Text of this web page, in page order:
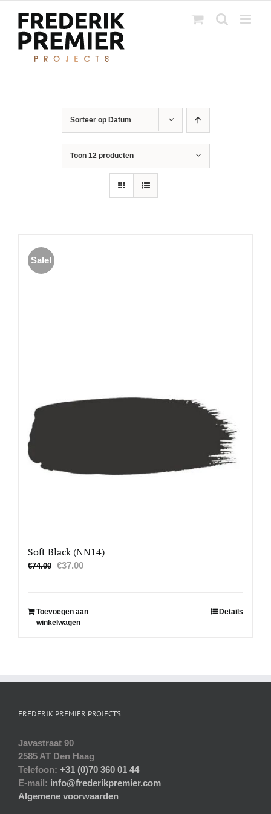
inhoud
Sorteer op Datum
Toon 12 producten
Sale!
Soft Black (NN14)
€74.00 Oorspronkelijke
€37.00Huidige
Toevoegen aan
winkelwagen
Details
FREDERIK PREMIER PROJECTS
Javastraat 90
2585 AT Den Haag
Telefoon: +31 (0)70 360 01 44
E-mail: info@frederikpremier.com
Algemene voorwaarden